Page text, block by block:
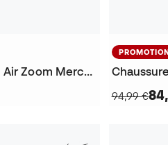
Chaussure de football Air Zoom Mercurial Superfly 10 Elite AG-Pro
PROMOTION
94,99 €